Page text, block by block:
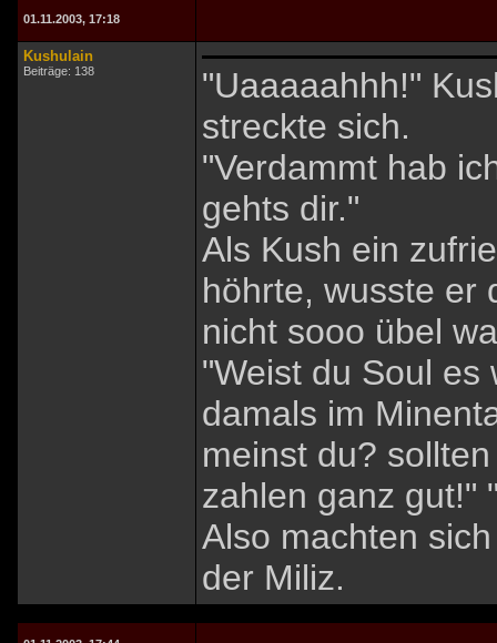
01.11.2003, 17:18
Kushulain
Beiträge: 138
"Uaaaaahhh!"
streckte sich.
"Verdammt hab
gehts dir."
Als Kush ein
höhrte, wusste er
nicht sooo übel
"Weist du Soul es
damals im
meinst du?
zahlen ganz gut!"
Also machten
der Miliz.